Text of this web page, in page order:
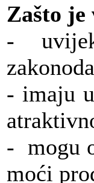
Zašto je
-
- imaju
- mogu
moći